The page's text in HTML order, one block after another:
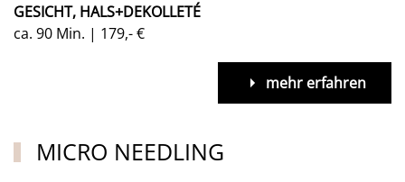
GESICHT, HALS+DEKOLLETÉ
ca. 90 Min. | 179,- €
mehr erfahren
MICRO NEEDLING